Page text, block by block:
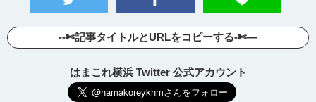
--✄記事タイトルとURLをコピーする-✄—
はまこれ横浜 Twitter 公式アカウント